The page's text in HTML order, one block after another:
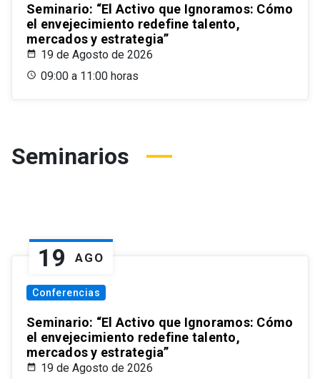
Seminario: “El Activo que Ignoramos: Cómo
el envejecimiento redefine talento,
mercados y estrategia”
19 de Agosto de 2026
09:00 a 11:00 horas
Seminarios
19 AGO
Conferencias
Seminario: “El Activo que Ignoramos: Cómo
el envejecimiento redefine talento,
mercados y estrategia”
19 de Agosto de 2026